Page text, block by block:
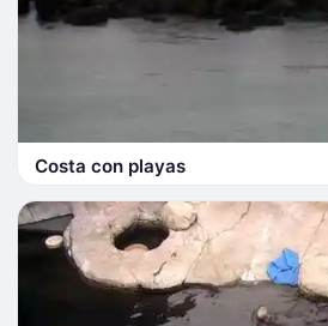
Costa con playas